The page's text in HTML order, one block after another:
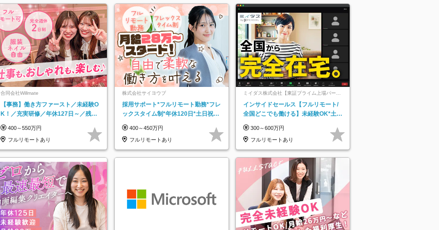
合同会社Willmate
【事務】働き方ファースト／未経験O
K！／充実研修／年休127日～／残業
400～550万円
フルリモートあり
株式会社サイヨウブ
採用サポート*フルリモート勤務*フレ
ックスタイム制*年休120日*土日祝休
400～450万円
フルリモートあり
ミイダス株式会社【東証プライム上場パーソ
インサイドセールス【フルリモート/
全国どこでも働ける】未経験OK*土日
300～600万円
フルリモートあり